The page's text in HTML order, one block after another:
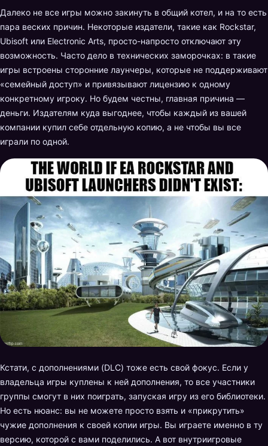
Далеко не все игры можно закинуть в общий котел, и на то есть
пара веских причин. Некоторые издатели, такие как Rockstar,
Ubisoft или Electronic Arts, просто-напросто отключают эту
возможность. Часто дело в технических заморочках: в такие
игры встроены сторонние лаунчеры, которые не поддерживают
«семейный доступ» и привязывают лицензию к одному
конкретному игроку. Но будем честны, главная причина —
деньги. Издателям куда выгоднее, чтобы каждый из вашей
компании купил себе отдельную копию, а не чтобы вы все
играли по одной.
Кстати, с дополнениями (DLC) тоже есть свой фокус. Если у
владельца игры куплены к ней дополнения, то все участники
группы смогут в них поиграть, запуская игру из его библиотеки.
Но есть нюанс: вы не можете просто взять и «прикрутить»
чужие дополнения к своей копии игры. Вы играете именно в ту
версию, которой с вами поделились. А вот внутриигровые